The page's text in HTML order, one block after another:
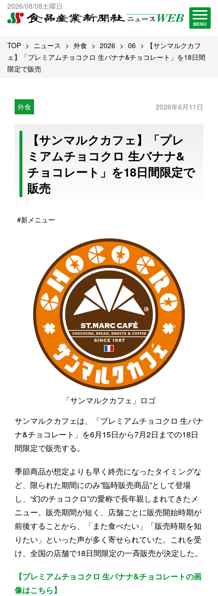
2026/08/08土曜日
MENU
出版物一覧へ
試読・購読申し込み
TOP ニュース 外食 2026 06
【サンマルクカフ
ェ】「プレミアムチョコクロ 生バナナ&チョコレート」を18日間
限定で販売
外食 2026年6月11日
【サンマルクカフェ】「プレ
ミアムチョコクロ 生バナナ&
チョコレート」を18日間限定で
販売
#新メニュー
「サンマルクカフェ」ロゴ
サンマルクカフェは、「プレミアムチョコクロ 生バナ
ナ&チョコレート」を6月15日から7月2日までの18日
間限定で販売する。
季節商品が想定よりも早く終売になったタイミングな
ど、限られた期間にのみ”臨時販売商品”として登場
し、“幻のチョコクロ”の愛称で長年親しまれてきたメ
ニュー。販売期間が短く、店舗ごとに販売開始時期が
前後することから、「また食べたい」「販売時期を知
りたい」といった声が多く寄せられていた。これを受
け、全国の店舗で18日間限定の一斉販売が決定した。
【プレミアムチョコクロ 生バナナ&チョコレートの画
像はこちら】